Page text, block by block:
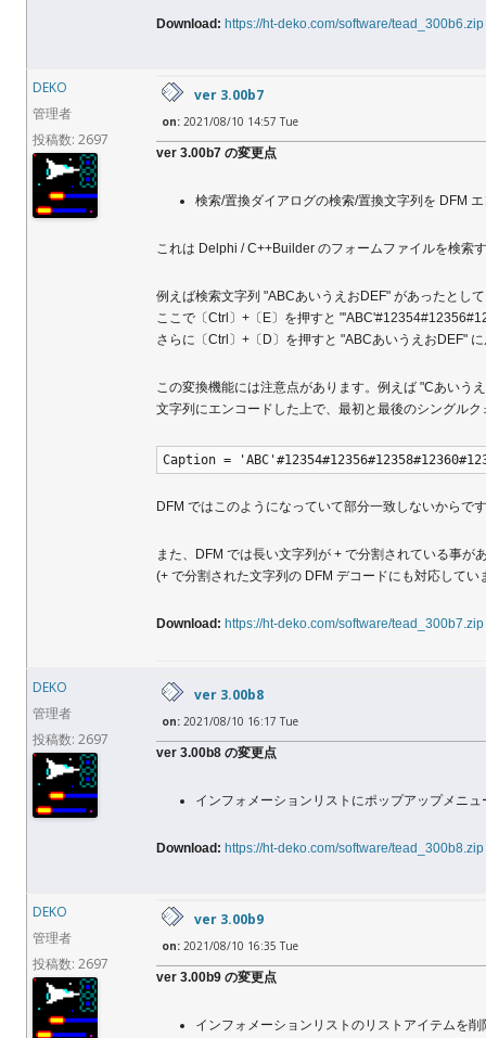
Download: https://ht-deko.com/software/tead_300b6.zip
DEKO
管理者
投稿数: 2697
ver 3.00b7
on: 2021/08/10 14:57 Tue
ver 3.00b7 の変更点
検索/置換ダイアログの検索/置換文字列を DFM
これは Delphi / C++Builder のフォームファイルを検索
例えば検索文字列 "ABCあいうえおDEF" があったとし
ここで〔Ctrl〕+〔E〕を押すと
さらに〔Ctrl〕+〔D〕を押すと "ABCあいうえおDEF"
この変換機能には注意点があります。例えば "Cあい
文字列にエンコードした上で、最初と最後のシングル
Caption =
DFM ではこのようになっていて部分一致しないからで
また、DFM では長い文字列が + で分割されている事
(+ で分割された文字列の DFM デコードにも対応してい
Download: https://ht-deko.com/software/tead_300b7.zip
DEKO
管理者
投稿数: 2697
ver 3.00b8
on: 2021/08/10 16:17 Tue
ver 3.00b8 の変更点
インフォメーションリストにポップアップメニュ
Download: https://ht-deko.com/software/tead_300b8.zip
DEKO
管理者
投稿数: 2697
ver 3.00b9
on: 2021/08/10 16:35 Tue
ver 3.00b9 の変更点
インフォメーションリストのリストアイテムを